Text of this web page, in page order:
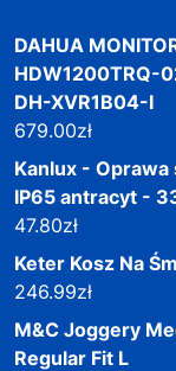
DAHUA
HDW1200TRQ-
DH-XVR1B04-I
679.00zł
Kanlux - Oprawa
IP65 antracyt -
47.80zł
Keter Kosz Na
246.99zł
M&C Joggery
Regular Fit L